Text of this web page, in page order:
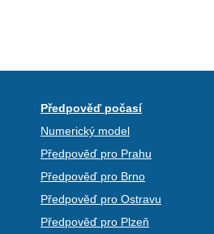
Předpověď počasí
Numerický model
Předpověď pro Prahu
Předpověď pro Brno
Předpověď pro Ostravu
Předpověď pro Plzeň